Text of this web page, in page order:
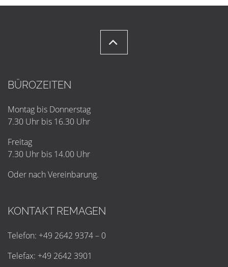
BÜROZEITEN
Montag bis Donnerstag
7.30 Uhr bis 16.30 Uhr
Freitag
7.30 Uhr bis 14.00 Uhr
Oder nach Vereinbarung.
KONTAKT REMAGEN
Telefon: +49 2642 9374 – 0
Telefax: +49 2642 3901